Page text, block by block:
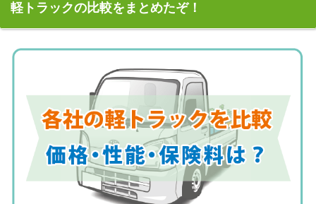
軽トラックの比較をまとめたぞ！